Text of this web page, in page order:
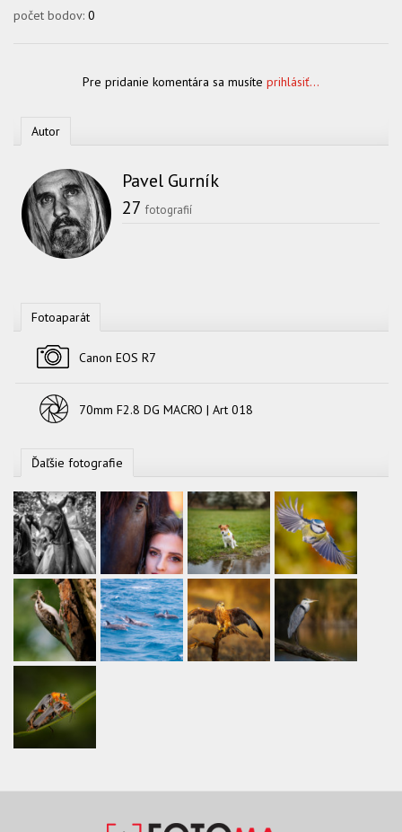
počet bodov: 0
Pre pridanie komentára sa musíte prihlásiť...
Autor
Pavel Gurník
27 fotografií
Fotoaparát
Canon EOS R7
70mm F2.8 DG MACRO | Art 018
Ďaľšie fotografie